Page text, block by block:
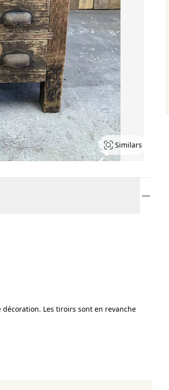
Similars
Les tiroirs sont en revanche